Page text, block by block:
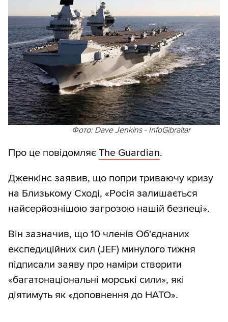
Фото: Dave Jenkins - InfoGibraltar
Про це повідомляє The Guardian.
Дженкінс заявив, що попри триваючу кризу
на Близькому Сході, «Росія залишається
найсерйознішою загрозою нашій безпеці».
Він зазначив, що 10 членів Об'єднаних
експедиційних сил (JEF) минулого тижня
підписали заяву про наміри створити
«багатонаціональні морські сили», які
діятимуть як «доповнення до НАТО».